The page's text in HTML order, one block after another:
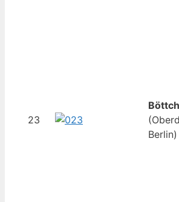
23
Berlin)